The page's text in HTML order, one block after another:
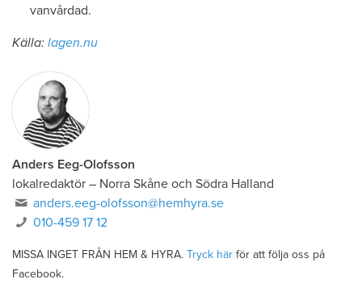
vanvårdad.
Källa: lagen.nu
Anders Eeg-Olofsson
lokalredaktör – Norra Skåne och Södra Halland
anders.eeg-olofsson@hemhyra.se
010-459 17 12
MISSA INGET FRÅN HEM & HYRA.